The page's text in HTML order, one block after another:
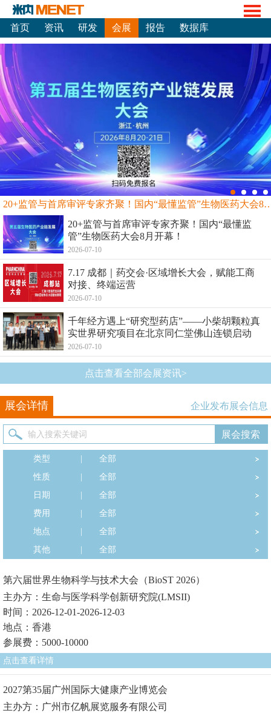
首页 资讯 研发 会展 报告 数据库
20+监管与首席审评专家齐聚！国内“最
20+监管与首席审评专家齐聚！国内“最懂监
管”生物医药大会8月开幕！
2026-07-10
7.17 成都｜药交会·区域增长大会，赋能工商
对接、终端运营
2026-07-10
千年经方遇上“研究型药店”——小柴胡颗粒真
实世界研究项目在北京同仁堂佛山连锁启动
2026-07-10
点击查看全部会展资讯>
展会详情 企业发布展会信息
类型
全部
性质
全部
日期
全部
费用
全部
地点
全部
其他
全部
第六届世界生物科学与技术大会（BioST 2026）
主办方：生命与医学科学创新研究院(LMSII)
时间：2026-12-01-2026-12-03
地点：香港
参展费：5000-10000
点击查看详情
2027第35届广州国际大健康产业博览会
主办方：广州市亿帆展览服务有限公司